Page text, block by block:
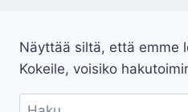
Näyttää siltä, että emme
Kokeile, voisiko
Haku: